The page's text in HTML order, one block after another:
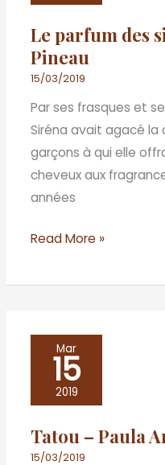
Le parfum des
Pineau
15/03/2019
Par ses frasques et
Siréna avait agacé la
garçons à qui elle
cheveux aux
années
–
Gisèle
Pineau
Read More »
Mar
15
2019
Tatou – Paula
15/03/2019
Tatou
Paula